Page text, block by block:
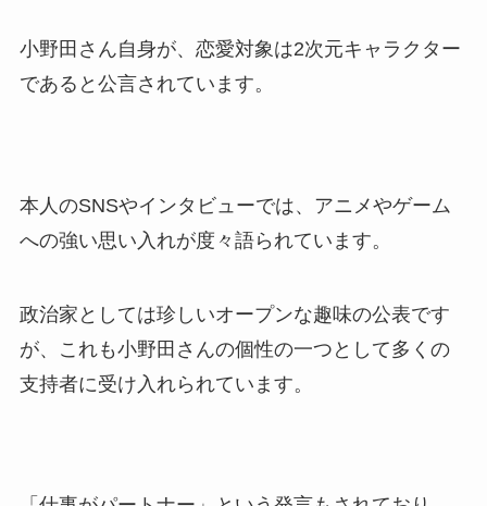
小野田さん自身が、恋愛対象は2次元キャラクター
であると公言されています。
本人のSNSやインタビューでは、アニメやゲーム
への強い思い入れが度々語られています。
政治家としては珍しいオープンな趣味の公表です
が、これも小野田さんの個性の一つとして多くの
支持者に受け入れられています。